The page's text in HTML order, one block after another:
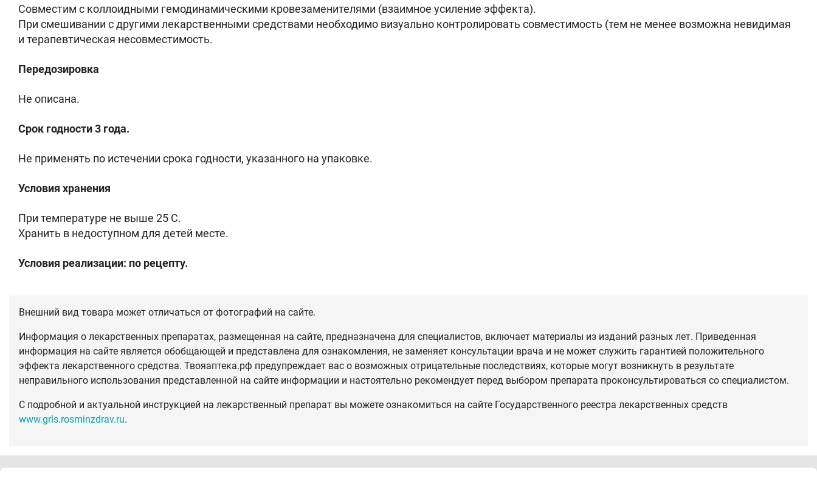
Совместим с коллоидными гемодинамическими кровезаменителями (взаимное усиление эффекта).
При смешивании с другими лекарственными средствами необходимо визуально контролировать совместимость (тем не менее возможна невидимая
и терапевтическая несовместимость.
Передозировка
Не описана.
Срок годности 3 года.
Не применять по истечении срока годности, указанного на упаковке.
Условия хранения
При температуре не выше 25 C.
Хранить в недоступном для детей месте.
Условия реализации: по рецепту.
Внешний вид товара может отличаться от фотографий на сайте.
Информация о лекарственных препаратах, размещенная на сайте, предназначена для специалистов, включает материалы из изданий разных лет. Приведенная
информация на сайте является обобщающей и представлена для ознакомления, не заменяет консультации врача и не может служить гарантией положительного
эффекта лекарственного средства. Твояаптека.рф предупреждает вас о возможных отрицательные последствиях, которые могут возникнуть в результате
неправильного использования представленной на сайте информации и настоятельно рекомендует перед выбором препарата проконсультироваться со специалистом.
С подробной и актуальной инструкцией на лекарственный препарат вы можете ознакомиться на сайте Государственного реестра лекарственных средств
www.grls.rosminzdrav.ru.